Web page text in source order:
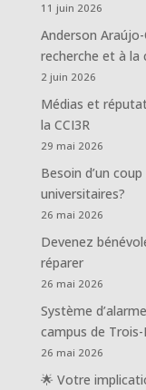
11 juin 2026
Anderson
recherche et à la
2 juin 2026
Médias et
la CCI3R
29 mai 2026
Besoin d’un
universitaires?
26 mai 2026
Devenez
réparer
26 mai 2026
Système
campus de Trois-
26 mai 2026
🌟 Votre